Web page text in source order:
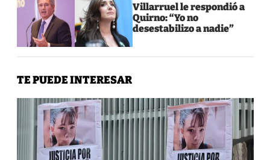
Villarruel le respondió a
Quirno: “Yo no
desestabilizo a nadie”
TE PUEDE INTERESAR